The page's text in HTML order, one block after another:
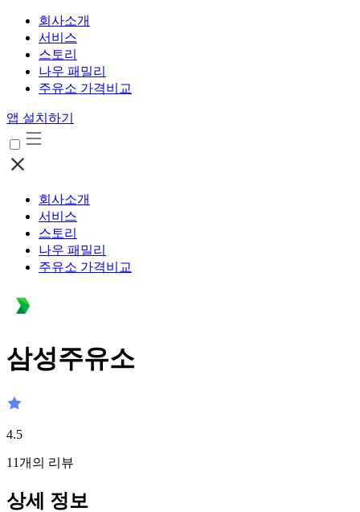
회사소개
서비스
스토리
나우 패밀리
주유소 가격비교
앱 설치하기
회사소개
서비스
스토리
나우 패밀리
주유소 가격비교
삼성주유소
4.5
11개의 리뷰
상세 정보